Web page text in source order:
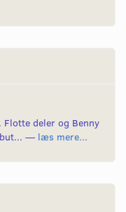
deler og Benny
but... — læs mere...